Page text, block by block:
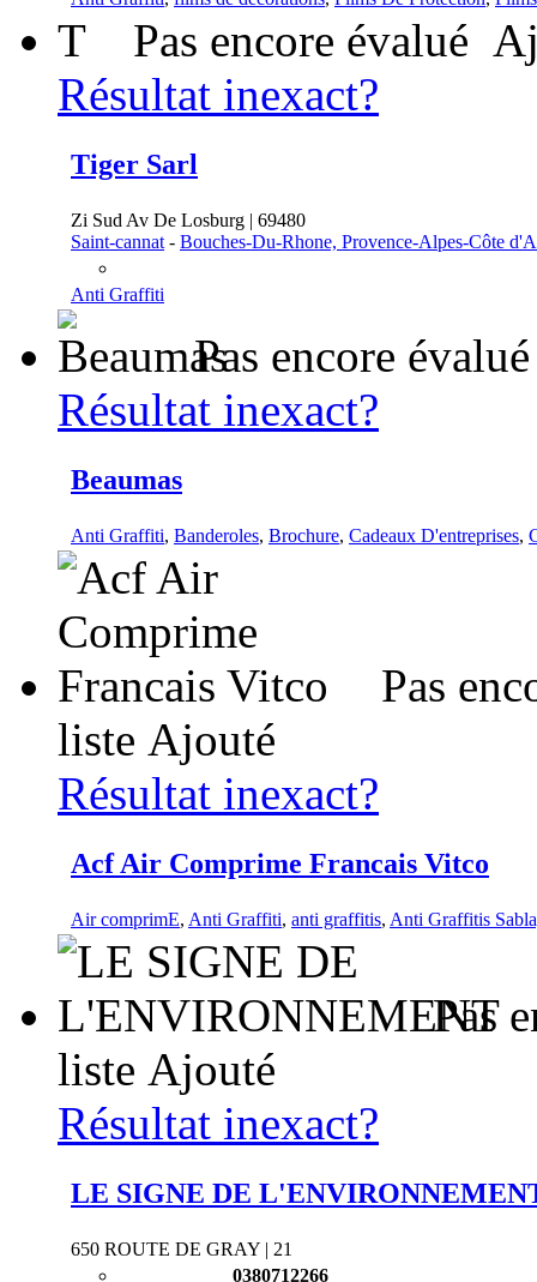
T Pas encore évalué
Résultat inexact?
Tiger Sarl
Zi Sud Av De Losburg | 69480
Saint-cannat - Bouches-Du-Rhone, Provence-Alpes-Côte
Anti Graffiti
Pas encore évalué
Résultat inexact?
Beaumas
Anti Graffiti, Banderoles, Brochure, Cadeaux D'entreprises,
Pas
liste Ajouté
Résultat inexact?
Acf Air Comprime Francais Vitco
Air comprimE, Anti Graffiti, anti graffitis, Anti Graffitis
Pas
liste Ajouté
Résultat inexact?
LE SIGNE DE
650 ROUTE DE GRAY | 21
0380712266